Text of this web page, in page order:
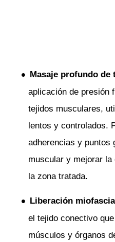
Masaje profundo de
aplicación de presión
tejidos musculares,
lentos y controlados.
adherencias y puntos
muscular y mejorar
la zona tratada.
Liberación
el tejido conectivo
músculos y órganos